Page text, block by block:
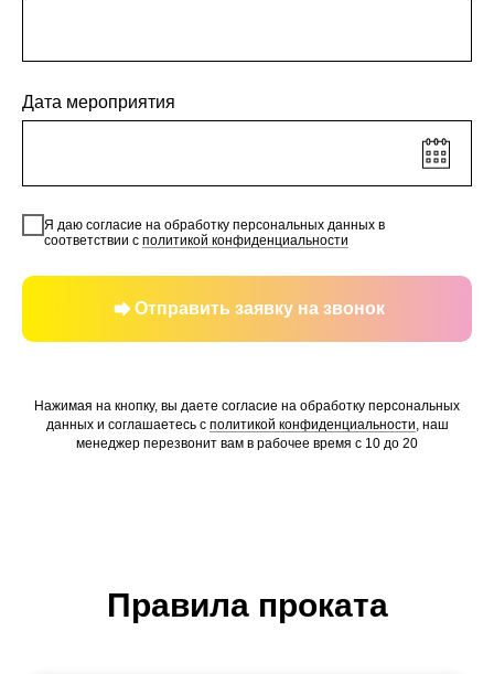
Дата мероприятия
Я даю согласие на обработку персональных данных в
соответствии с политикой конфиденциальности
Отправить заявку на звонок
Нажимая на кнопку, вы даете согласие на обработку персональных
данных и соглашаетесь c политикой конфиденциальности, наш
менеджер перезвонит вам в рабочее время с 10 до 20
Правила проката